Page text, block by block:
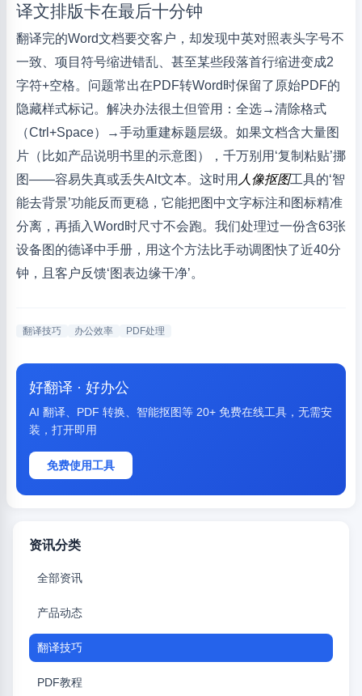
译文排版卡在最后十分钟
翻译完的Word文档要交客户，却发现中英对照表头字号不
一致、项目符号缩进错乱、甚至某些段落首行缩进变成2
字符+空格。问题常出在PDF转Word时保留了原始PDF的
隐藏样式标记。解决办法很土但管用：全选→清除格式
（Ctrl+Space）→手动重建标题层级。如果文档含大量图
片（比如产品说明书里的示意图），千万别用‘复制粘贴’挪
图——容易失真或丢失Alt文本。这时用 人像抠图工具的‘智
能去背景’功能反而更稳，它能把图中文字标注和图标精准
分离，再插入Word时尺寸不会跑。我们处理过一份含63张
设备图的德译中手册，用这个方法比手动调图快了近40分
钟，且客户反馈‘图表边缘干净’。
翻译技巧 办公效率 PDF处理
好翻译 · 好办公
AI 翻译、PDF 转换、智能抠图等 20+ 免费在线工具，无需安
装，打开即用
免费使用工具
资讯分类
全部资讯
产品动态
翻译技巧
PDF教程